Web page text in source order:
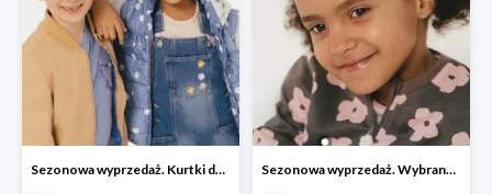
Sezonowa wyprzedaż. Kurtki do -50% Sezonowa wyprzedaż. Wybrane modele do -40%